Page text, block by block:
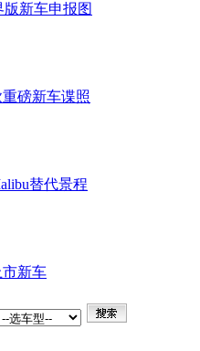
版新车申报图
磅新车谍照
替代景程
新车